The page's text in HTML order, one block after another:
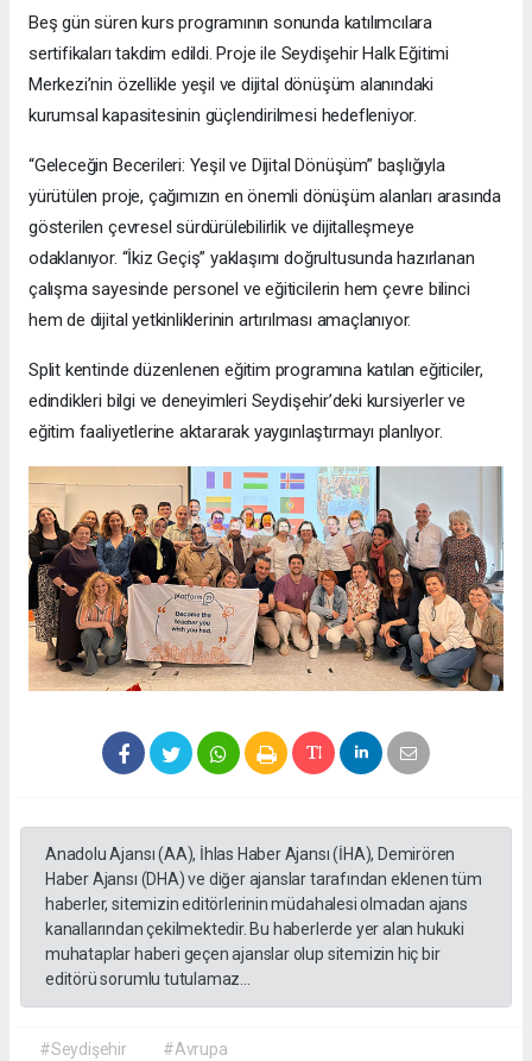
Beş gün süren kurs programının sonunda katılımcılara
sertifikaları takdim edildi. Proje ile Seydişehir Halk Eğitimi
Merkezi’nin özellikle yeşil ve dijital dönüşüm alanındaki
kurumsal kapasitesinin güçlendirilmesi hedefleniyor.
“Geleceğin Becerileri: Yeşil ve Dijital Dönüşüm” başlığıyla
yürütülen proje, çağımızın en önemli dönüşüm alanları arasında
gösterilen çevresel sürdürülebilirlik ve dijitalleşmeye
odaklanıyor. “İkiz Geçiş” yaklaşımı doğrultusunda hazırlanan
çalışma sayesinde personel ve eğiticilerin hem çevre bilinci
hem de dijital yetkinliklerinin artırılması amaçlanıyor.
Split kentinde düzenlenen eğitim programına katılan eğiticiler,
edindikleri bilgi ve deneyimleri Seydişehir’deki kursiyerler ve
eğitim faaliyetlerine aktararak yaygınlaştırmayı planlıyor.
Anadolu Ajansı (AA), İhlas Haber Ajansı (İHA), Demirören
Haber Ajansı (DHA) ve diğer ajanslar tarafından eklenen tüm
haberler, sitemizin editörlerinin müdahalesi olmadan ajans
kanallarından çekilmektedir. Bu haberlerde yer alan hukuki
muhataplar haberi geçen ajanslar olup sitemizin hiç bir
editörü sorumlu tutulamaz...
#Seydişehir #Avrupa